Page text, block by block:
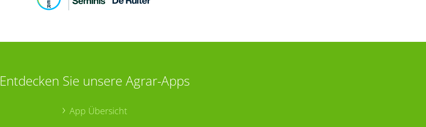
Entdecken Sie unsere Agrar-Apps
App Übersicht